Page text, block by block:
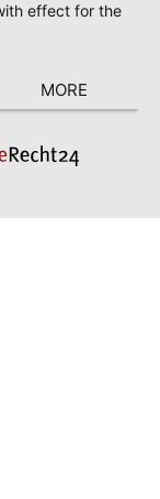
effect for the
MORE